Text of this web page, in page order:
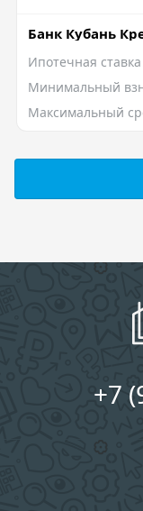
Банк Кубань
Ипотечная ставка
Минимальный
Максимальный
+7